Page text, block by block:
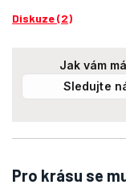
Diskuze (2)
Jak vám
Sledujte
Pro krásu se